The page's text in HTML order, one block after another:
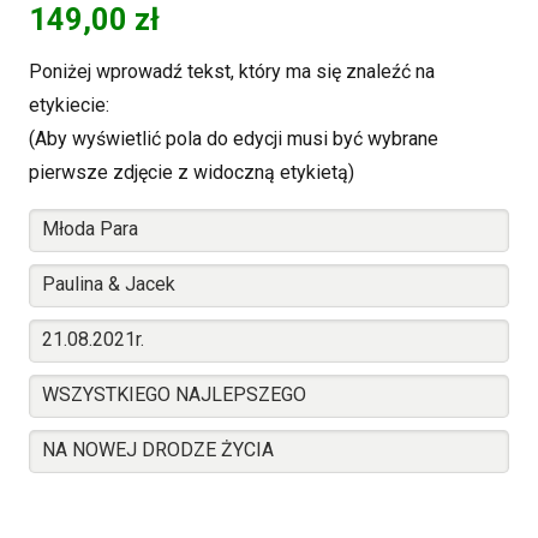
149,00 zł
Poniżej wprowadź tekst, który ma się znaleźć na
etykiecie:
(Aby wyświetlić pola do edycji musi być wybrane
pierwsze zdjęcie z widoczną etykietą)